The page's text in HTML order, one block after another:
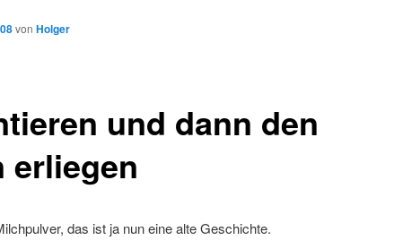
und dann den
erliegen
von Holger
das ist ja nun eine alte Geschichte.